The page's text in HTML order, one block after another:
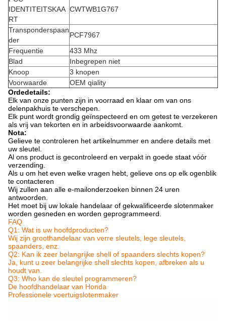
IDENTITEITSKAA
RT
CWTWB1G767
Transponderspaan
der
PCF7967
Frequentie
433 Mhz
Blad
Inbegrepen niet
Knoop
3 knopen
Voorwaarde
OEM qiality
Ordedetails:
Elk van onze punten zijn in voorraad en klaar om van ons
delenpakhuis te verschepen.
Elk punt wordt grondig geïnspecteerd en om getest te verzekeren
als vrij van tekorten en in arbeidsvoorwaarde aankomt.
Nota:
Gelieve te controleren het artikelnummer en andere details met
uw sleutel.
Al ons product is gecontroleerd en verpakt in goede staat vóór
verzending.
Als u om het even welke vragen hebt, gelieve ons op elk ogenblik
te contacteren
Wij zullen aan alle e-mailonderzoeken binnen 24 uren
antwoorden.
Het moet bij uw lokale handelaar of gekwalificeerde slotenmaker
worden gesneden en worden geprogrammeerd.
FAQ
Q1: Wat is uw hoofdproducten?
Wij zijn groothandelaar van verre sleutels, lege sleutels,
spaanders, enz.
Q2: Kan ik zeer belangrijke shell of spaanders slechts kopen?
Ja, kunt u zeer belangrijke shell slechts kopen, afbreken als u
houdt van.
Q3: Who kan de sleutel programmeren?
De hoofdhandelaar van Honda
Professionele voertuigslotenmaker